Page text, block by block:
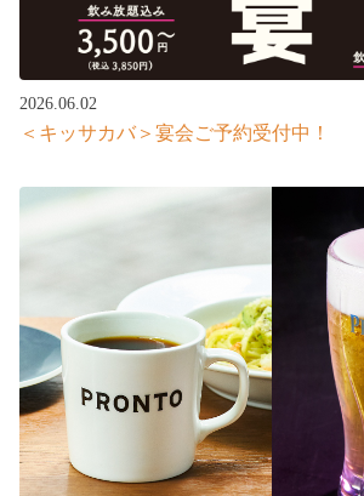
2026.06.02
＜キッサカバ＞宴会ご予約受付中！